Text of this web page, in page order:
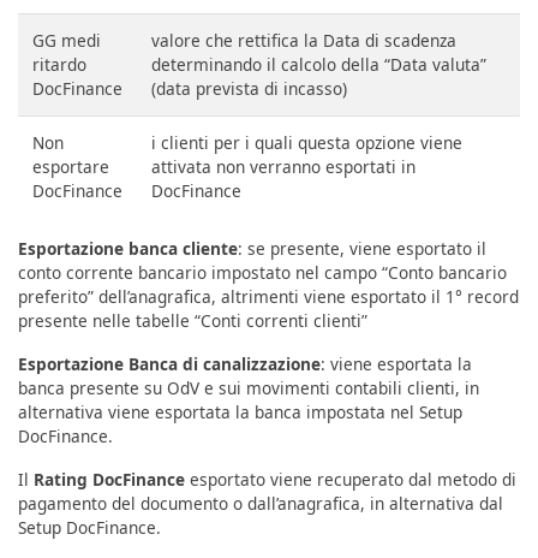
GG medi
ritardo
DocFinance
valore che rettifica la Data di scadenza
determinando il calcolo della “Data valuta”
(data prevista di incasso)
Non
esportare
DocFinance
i clienti per i quali questa opzione viene
attivata non verranno esportati in
DocFinance
Esportazione banca cliente: se presente, viene esportato il
conto corrente bancario impostato nel campo “Conto bancario
preferito” dell’anagrafica, altrimenti viene esportato il 1° record
presente nelle tabelle “Conti correnti clienti”
Esportazione Banca di canalizzazione: viene esportata la
banca presente su OdV e sui movimenti contabili clienti, in
alternativa viene esportata la banca impostata nel Setup
DocFinance.
Il Rating DocFinance esportato viene recuperato dal metodo di
pagamento del documento o dall’anagrafica, in alternativa dal
Setup DocFinance.